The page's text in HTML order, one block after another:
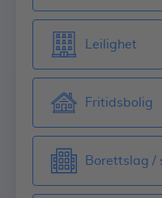
Leilighet
Fritidsbolig
Borettslag /